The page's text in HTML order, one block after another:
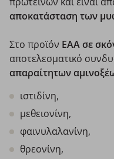
αποκατάσταση των
Στο προϊόν ΕΑΑ σε
αποτελεσματικό
απαραίτητων
ιστιδίνη,
μεθειονίνη,
φαινυλαλανίνη,
θρεονίνη,